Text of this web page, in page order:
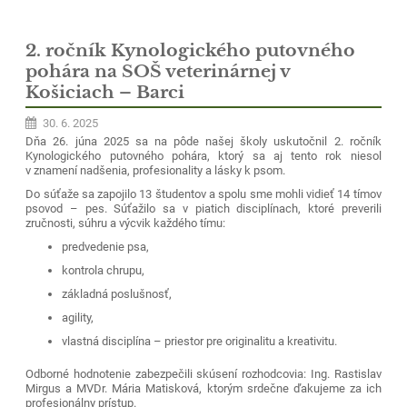
2. ročník Kynologického putovného
pohára na SOŠ veterinárnej v
Košiciach – Barci
30. 6. 2025
Dňa 26. júna 2025 sa na pôde našej školy uskutočnil 2. ročník
Kynologického putovného pohára, ktorý sa aj tento rok niesol
v znamení nadšenia, profesionality a lásky k psom.
Do súťaže sa zapojilo 13 študentov a spolu sme mohli vidieť 14 tímov
psovod – pes. Súťažilo sa v piatich disciplínach, ktoré preverili
zručnosti, súhru a výcvik každého tímu:
predvedenie psa,
kontrola chrupu,
základná poslušnosť,
agility,
vlastná disciplína – priestor pre originalitu a kreativitu.
Odborné hodnotenie zabezpečili skúsení rozhodcovia: Ing. Rastislav
Mirgus a MVDr. Mária Matisková, ktorým srdečne ďakujeme za ich
profesionálny prístup.